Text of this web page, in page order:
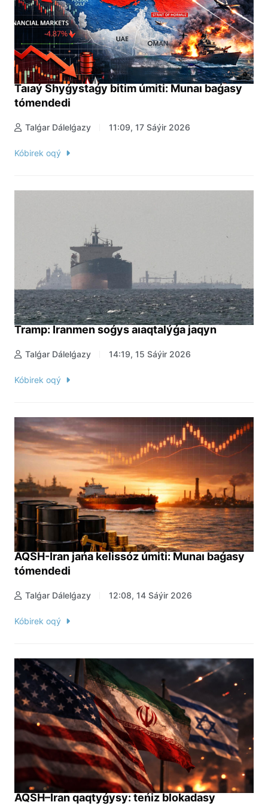
Taıaý Shyǵystaǵy bitim úmiti: Munaı baǵasy
tómendedi
Talǵar Dálelǵazy 11:09, 17 Sáýir 2026
Kóbirek oqý
Tramp: Iranmen soǵys aıaqtalýǵa jaqyn
Talǵar Dálelǵazy 14:19, 15 Sáýir 2026
Kóbirek oqý
AQSH-Iran jańa kelissóz úmiti: Munaı baǵasy
tómendedi
Talǵar Dálelǵazy 12:08, 14 Sáýir 2026
Kóbirek oqý
AQSH–Iran qaqtyǵysy: teńiz blokadasy